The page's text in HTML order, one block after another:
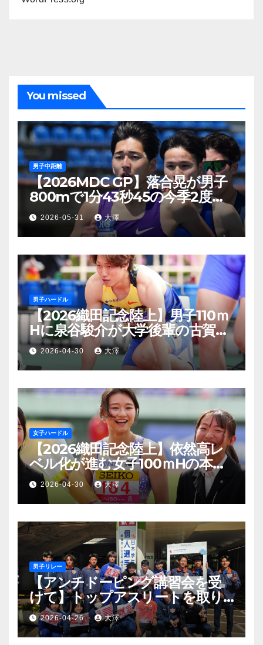
You missed
男子中距離
【2026MDC GP】落合晃が男子
800mで1分43秒45の今季2度目
となる日本新！現時点で世界シー
ズントップリスト2位
2026-05-31 大澤
男子ハードル
【2026織田記念陸上】男子110ｍ
Hに泉谷駿介が大学後輩の古賀ジ
ェレミーに0.02秒の僅差で意地
のV
2026-04-30 大澤
女子ハードル
【2026織田記念陸上】依然高レ
ベル化が進む女子100ｍHの本格
シーズンインを制したのは田中
祐美 アジア大会派遣標準記録を
突破
2026-04-30 大澤
男子リレー
【アンチドーピング講習会を受
けて】トップアスリートを取り
巻く薬物の影と監視の目
2026-04-26 大澤